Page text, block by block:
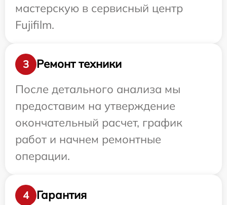
мастерскую в сервисный центр
Fujifilm.
3
Ремонт техники
После детального анализа мы
предоставим на утверждение
окончательный расчет, график
работ и начнем ремонтные
операции.
4 Гарантия